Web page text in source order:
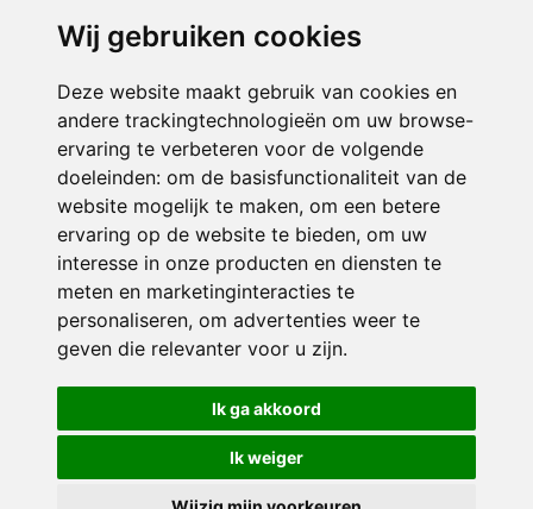
Wij gebruiken cookies
Deze website maakt gebruik van cookies en
andere trackingtechnologieën om uw browse-
ervaring te verbeteren voor de volgende
doeleinden: om de basisfunctionaliteit van de
website mogelijk te maken, om een betere
ervaring op de website te bieden, om uw
interesse in onze producten en diensten te
meten en marketinginteracties te
personaliseren, om advertenties weer te
geven die relevanter voor u zijn.
Ik ga akkoord
Ik weiger
ONDERDEEL VAN
© 2026 IKC ’t Palet | Alle rechten voorbehouden
Privacy policy|Disclaimer| Klachtenregeling|RSIN en Anbi
voorkeuren
Crealisatie The MindOffice